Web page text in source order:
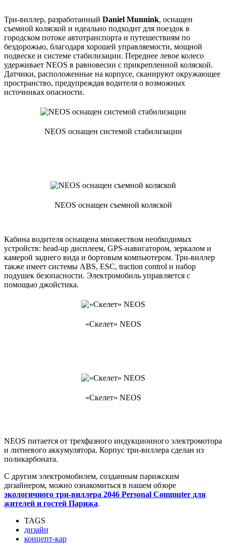
Три-виллер, разработанный Daniel Munnink, оснащен
съемной коляской и идеально подходит для поездок в
городском потоке автотранспорта и путешествиям по
бездорожью, благодаря хорошей управляемости, мощной
подвеске и системе стабилизации. Переднее левое колесо
удерживает NEOS в равновесии с прикрепленной коляской.
Датчики, расположенные на корпусе, сканируют окружающее
пространство, предупреждая водителя о возможных
источниках опасности.
NEOS оснащен системой стабилизации
NEOS оснащен съемной коляской
Кабина водителя оснащена множеством необходимых
устройств: head-up дисплеем, GPS-навигатором, зеркалом и
камерой заднего вида и бортовым компьютером. Три-виллер
также имеет системы ABS, ESC, traction control и набор
подушек безопасности. Электромобиль управляется с
помощью джойстика.
«Скелет» NEOS
«Скелет» NEOS
NEOS питается от трехфазного индукционного электромотора
и литиевого аккумулятора. Корпус три-виллера сделан из
поликарбоната.
С другим электромобилем, созданным парижским
дизайнером, можно ознакомиться в нашем обзоре
экологичного три-виллера 2046 Personal Commuter для
жителей и гостей Парижа.
TAGS
дизайн
концепт-кар